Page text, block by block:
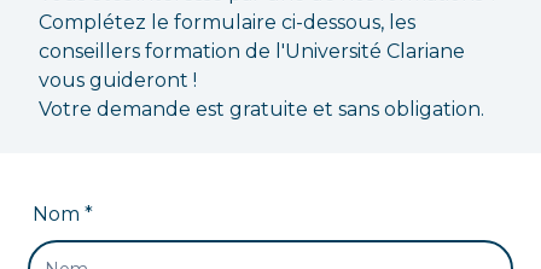
Complétez le formulaire ci-dessous, les
conseillers formation de l'Université Clariane
vous guideront !
Votre demande est gratuite et sans obligation.
Nom *